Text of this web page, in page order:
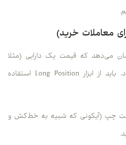
می‌دهد که قیمت یک دارایی (مثلا
طلا یا بیت کوین) بالا می‌رود، باید از ابزار Long Position استفاده
سمت چپ (آیکونی که شبیه به خط‌کش و